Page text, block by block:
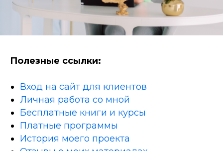
Полезные ссылки:
Вход на сайт для клиентов
Личная работа со мной
Бесплатные книги и курсы
Платные программы
История моего проекта